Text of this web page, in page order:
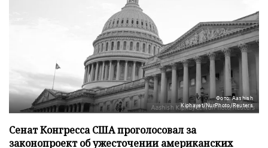
Фото: Aashish
Kiphayet/NurPhoto/Reuters
Сенат Конгресса США проголосовал за
законопроект об ужесточении американских